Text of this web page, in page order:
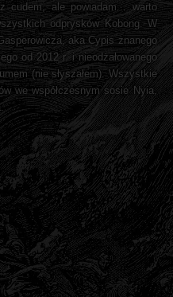
cudem, ale powiadam... warto
odprysków Kobong. W
aka Cypis znanego
od 2012 r. i nieodżałowanego
(nie słyszałem). Wszystkie
we współczesnym sosie Nyia,